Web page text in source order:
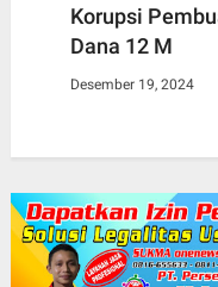
Korupsi
Dana 12 M
Desember 19, 2024